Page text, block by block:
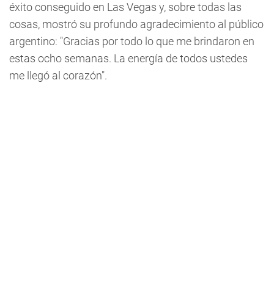
éxito conseguido en Las Vegas y, sobre todas las
cosas, mostró su profundo agradecimiento al público
argentino: "Gracias por todo lo que me brindaron en
estas ocho semanas. La energía de todos ustedes
me llegó al corazón".